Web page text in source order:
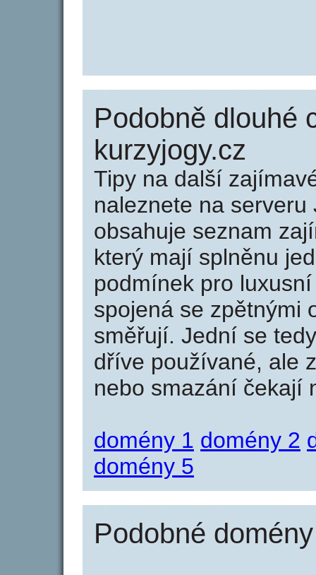
Podobně dlouhé
kurzyjogy.cz
Tipy na další
naleznete na serveru
obsahuje seznam
který mají splněnu
podmínek pro
spojená se zpětnými
směřují. Jední se
dříve používané, ale
nebo smazání čekají
domény 1 domény 2
domény 5
Podobné